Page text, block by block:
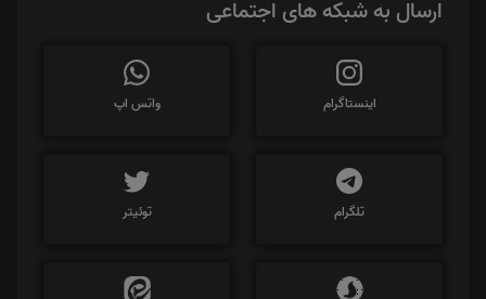
ارسال به شبکه های اجتماعی
اینستاگرام واتس اپ
تلگرام توئیتر